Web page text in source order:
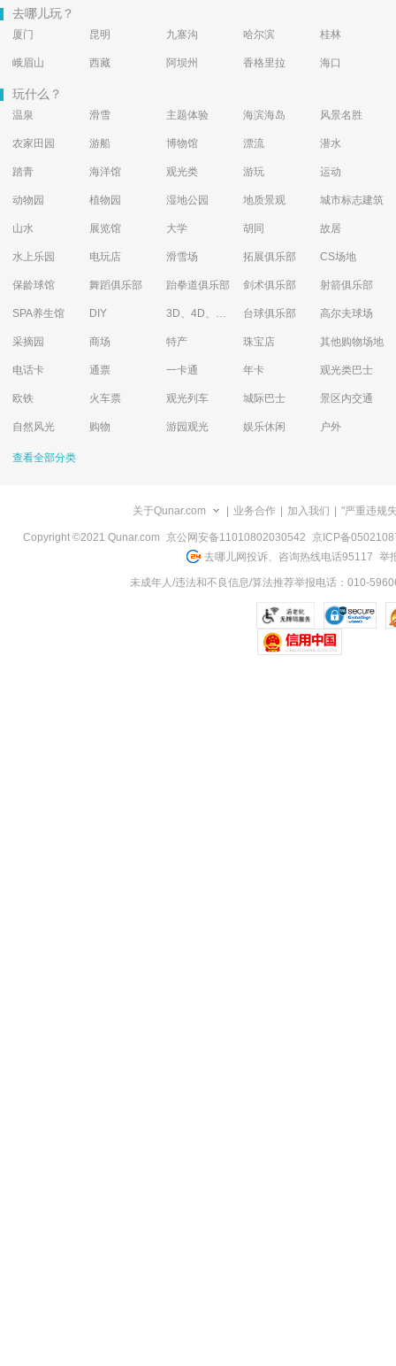
去哪儿玩？
厦门 昆明 九寨沟 哈尔滨 桂林
峨眉山 西藏 阿坝州 香格里拉 海口
玩什么？
温泉 滑雪 主题体验 海滨海岛 风景名胜
农家田园 游船 博物馆 漂流 潜水
踏青 海洋馆 观光类 游玩 运动
动物园 植物园 湿地公园 地质景观 城市标志建筑
山水 展览馆 大学 胡同 故居
水上乐园 电玩店 滑雪场 拓展俱乐部 CS场地
保龄球馆 舞蹈俱乐部 跆拳道俱乐部 剑术俱乐部 射箭俱乐部
SPA养生馆 DIY 3D、4D、5D艺术体验馆 台球俱乐部 高尔夫球场
采摘园 商场 特产 珠宝店 其他购物场地
电话卡 通票 一卡通 年卡 观光类巴士
欧铁 火车票 观光列车 城际巴士 景区内交通
自然风光 购物 游园观光 娱乐休闲 户外
查看全部分类
关于Qunar.com 业务合作 加入我们 "严重违规
Copyright ©2021 Qunar.com 京公网安备11010802030542 京ICP备
去哪儿网投诉、咨询热线电话95117 举
未成年人/违法和不良信息/算法推荐举报电话：010-